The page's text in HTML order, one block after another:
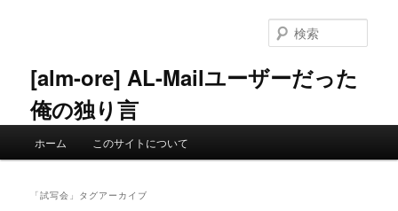
ン
へ
ツ
移
[alm-ore] AL-Mailユーザーだった
俺の独り言
索
ホーム このサイトについて
「試写会 」タグアーカイブ